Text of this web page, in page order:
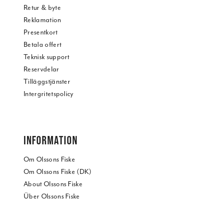
Retur & byte
Reklamation
Presentkort
Betala offert
Teknisk support
Reservdelar
Tilläggstjänster
Intergritetspolicy
INFORMATION
Om Olssons Fiske
Om Olssons Fiske (DK)
About Olssons Fiske
Über Olssons Fiske